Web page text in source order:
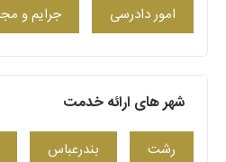
امور دادرسی جرایم و
شهر های ارائه خدمت
رشت بندرعباس